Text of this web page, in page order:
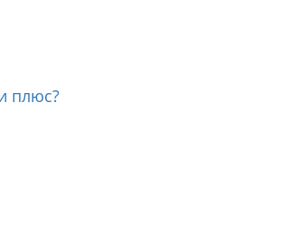
плюс?